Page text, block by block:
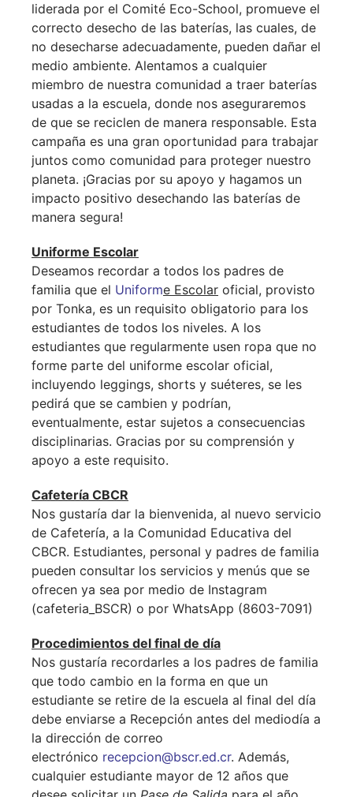
liderada por el Comité Eco-School, promueve el
correcto desecho de las baterías, las cuales, de
no desecharse adecuadamente, pueden dañar el
medio ambiente. Alentamos a cualquier
miembro de nuestra comunidad a traer baterías
usadas a la escuela, donde nos aseguraremos
de que se reciclen de manera responsable. Esta
campaña es una gran oportunidad para trabajar
juntos como comunidad para proteger nuestro
planeta. ¡Gracias por su apoyo y hagamos un
impacto positivo desechando las baterías de
manera segura!
Uniforme Escolar
Deseamos recordar a todos los padres de
familia que el Uniforme Escolar oficial, provisto
por Tonka, es un requisito obligatorio para los
estudiantes de todos los niveles. A los
estudiantes que regularmente usen ropa que no
forme parte del uniforme escolar oficial,
incluyendo leggings, shorts y suéteres, se les
pedirá que se cambien y podrían,
eventualmente, estar sujetos a consecuencias
disciplinarias. Gracias por su comprensión y
apoyo a este requisito.
Cafetería CBCR
Nos gustaría dar la bienvenida, al nuevo servicio
de Cafetería, a la Comunidad Educativa del
CBCR. Estudiantes, personal y padres de familia
pueden consultar los servicios y menús que se
ofrecen ya sea por medio de Instagram
(cafeteria_BSCR) o por WhatsApp (8603-7091)
Procedimientos del final de día
Nos gustaría recordarles a los padres de familia
que todo cambio en la forma en que un
estudiante se retire de la escuela al final del día
debe enviarse a Recepción antes del mediodía a
la dirección de correo
electrónico recepcion@bscr.ed.cr. Además,
cualquier estudiante mayor de 12 años que